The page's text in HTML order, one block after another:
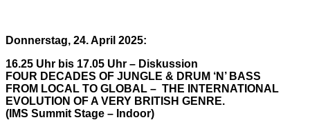
Donnerstag, 24. April 2025:
16.25 Uhr bis 17.05 Uhr – Diskussion
FOUR DECADES OF JUNGLE & DRUM ‘N’ BASS
FROM LOCAL TO GLOBAL – THE INTERNATIONAL
EVOLUTION OF A VERY BRITISH GENRE.
(IMS Summit Stage – Indoor)